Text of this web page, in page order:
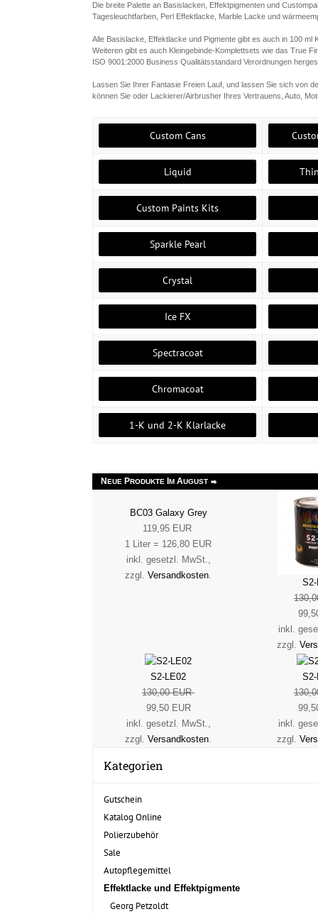
Die breite Palette an Basislacken, Effektpigmenten und
Tagesleuchtfarben, Perl Effektlacke, Marble Lacke und
Alle Basislacke, Effektlacke und Pigmente gibt es auch in 100
Weiteren gibt es auch Kleingebinde-Komplettsets wie das True
ISO 9001:2000 Business Qualitätsstandard Verordnungen
Lassen Sie Ihrer Fantasie Freien Lauf, und lassen Sie sich von
können Sie oder Lackierer/Airbrusher Ihres Vertrauens, Auto,
Custom Cans
Liquid
Custom Paints Kits
Sparkle Pearl
Crystal
Ice FX
Spectracoat
Chromacoat
1-K und 2-K Klarlacke
NEUE PRODUKTE M AUGUST
BC03 Galaxy Grey
119,95 EUR
1 Liter = 126,80 EUR
inkl. gesetzl. MwSt.,
zzgl. Versandkosten.
inkl.
zzgl.
S2-LE02
130,00 EUR
99,50 EUR
inkl. gesetzl. MwSt.,
zzgl. Versandkosten
inkl.
zzgl.
Kategorien
Gutschein
Katalog Online
Polierzubehör
Sale
Autopflegemittel
Effektlacke und Effektpigmente
Georg Petzoldt